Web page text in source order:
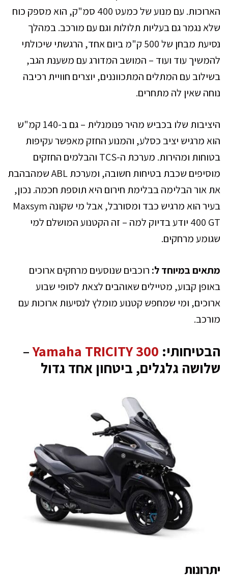
הארוכות. עם מנוע של כמעט 400 סמ"ק, הוא מספק כוח
שלא נגמר גם בעליות תלולות וגם עם מורכב. במהלך
נסיעת מבחן של 500 ק"מ ביום אחד, הרגשתי שיכולתי
להמשיך עוד ועוד – המושב המדורג עם משענת הגב,
בשילוב עם המתלים המתכווננים, יוצרים חוויית רכיבה
נוחה שאין לה מתחרים.
היציבות שלו בכביש מהיר פנומנלית – גם ב-140 קמ"ש
הוא מרגיש יציב כסלע, והמנוע החזק מאפשר עקיפות
בטוחות ומהירות. מערכת ה-TCS והבלמים החזקים
מוסיפים שכבת בטיחות חשובה, ומערכת ABL שמהבהבת
את אור הבלימה בבלימת חירום היא תוספת חכמה. נכון,
בעיר הוא מרגיש כבד ומסורבל, אבל מי שקונה Maxsym
400 GT יודע בדיוק למה – זה הקטנוע המושלם למי
שגומע מרחקים.
מתאים במיוחד ל: רוכבים שנוסעים מרחקים ארוכים
באופן קבוע, מטיילים שאוהבים לצאת לסופי שבוע
ארוכים, ומי שמחפש קטנוע מומלץ לנסיעות ארוכות עם
מורכב.
הבטיחותי: Yamaha TRICITY 300
–
שלושה גלגלים, ביטחון אחד גדול
יתרונות